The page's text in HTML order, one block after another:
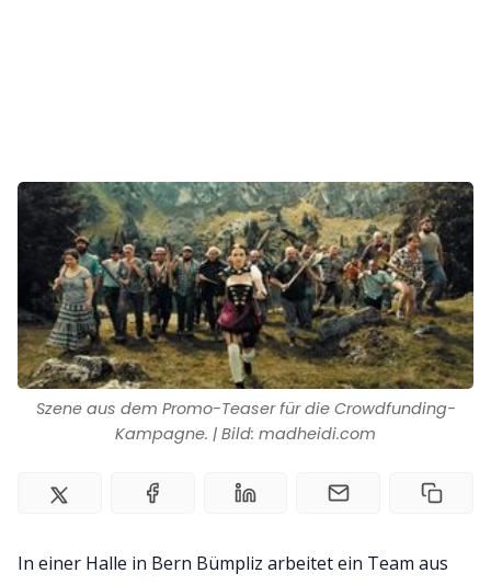
Team
Zusammenarbeit
Kontakt
Impressum
Szene aus dem Promo-Teaser für die Crowdfunding-
Kampagne. | Bild: madheidi.com
In einer Halle in Bern Bümpliz arbeitet ein Team aus